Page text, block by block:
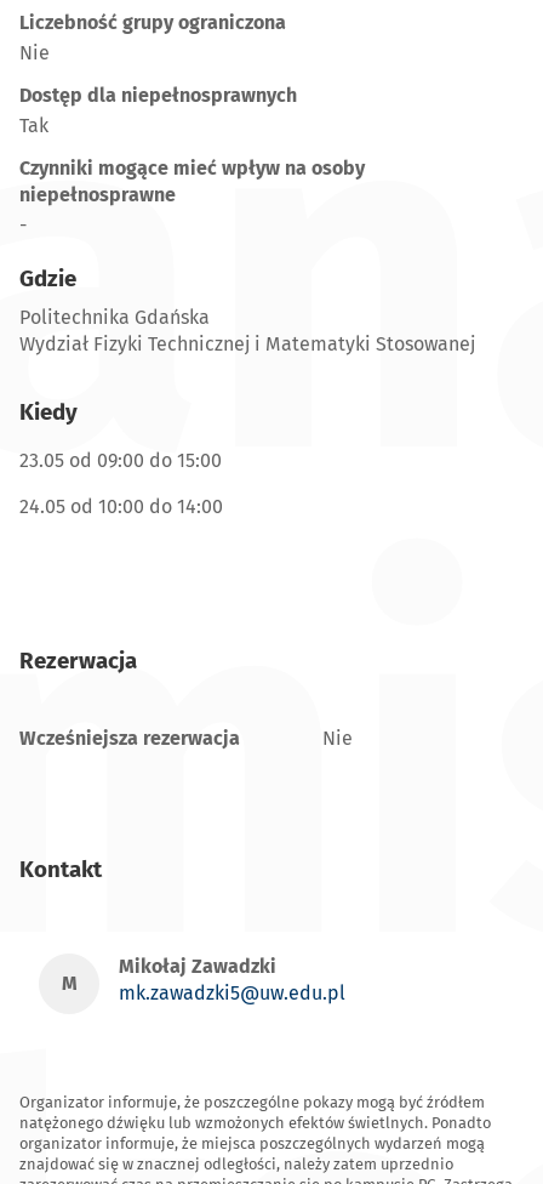
Liczebność grupy ograniczona
Nie
Dostęp dla niepełnosprawnych
Tak
Czynniki mogące mieć wpływ na osoby
niepełnosprawne
-
Gdzie
Politechnika Gdańska
Wydział Fizyki Technicznej i Matematyki Stosowanej
Kiedy
23.05 od 09:00 do 15:00
24.05 od 10:00 do 14:00
Rezerwacja
Wcześniejsza rezerwacja Nie
Kontakt
M
Mikołaj Zawadzki
mk.zawadzki5@uw.edu.pl
Organizator informuje, że poszczególne pokazy mogą być źródłem
natężonego dźwięku lub wzmożonych efektów świetlnych. Ponadto
organizator informuje, że miejsca poszczególnych wydarzeń mogą
znajdować się w znacznej odległości, należy zatem uprzednio